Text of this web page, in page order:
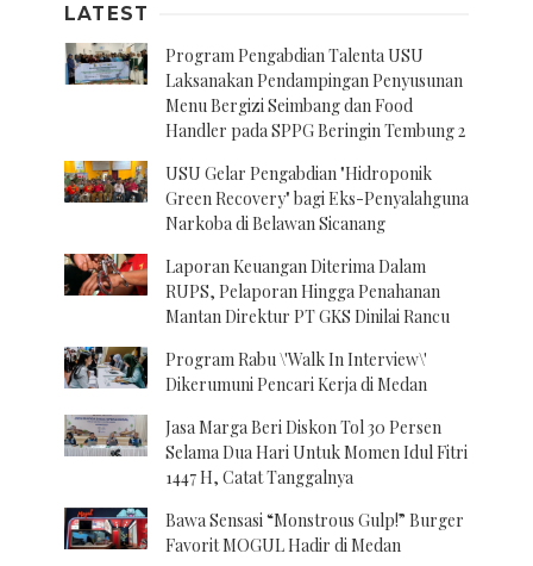
LATEST
Program Pengabdian Talenta USU
Laksanakan Pendampingan Penyusunan
Menu Bergizi Seimbang dan Food
Handler pada SPPG Beringin Tembung 2
USU Gelar Pengabdian "Hidroponik
Green Recovery" bagi Eks-Penyalahguna
Narkoba di Belawan Sicanang
Laporan Keuangan Diterima Dalam
RUPS, Pelaporan Hingga Penahanan
Mantan Direktur PT GKS Dinilai Rancu
Program Rabu \'Walk In Interview\'
Dikerumuni Pencari Kerja di Medan
Jasa Marga Beri Diskon Tol 30 Persen
Selama Dua Hari Untuk Momen Idul Fitri
1447 H, Catat Tanggalnya
Bawa Sensasi “Monstrous Gulp!” Burger
Favorit MOGUL Hadir di Medan